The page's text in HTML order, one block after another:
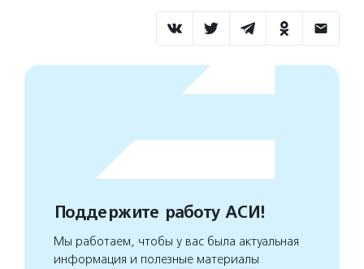
Поддержите работу АСИ!
Мы работаем, чтобы у вас была актуальная
информация и полезные материалы